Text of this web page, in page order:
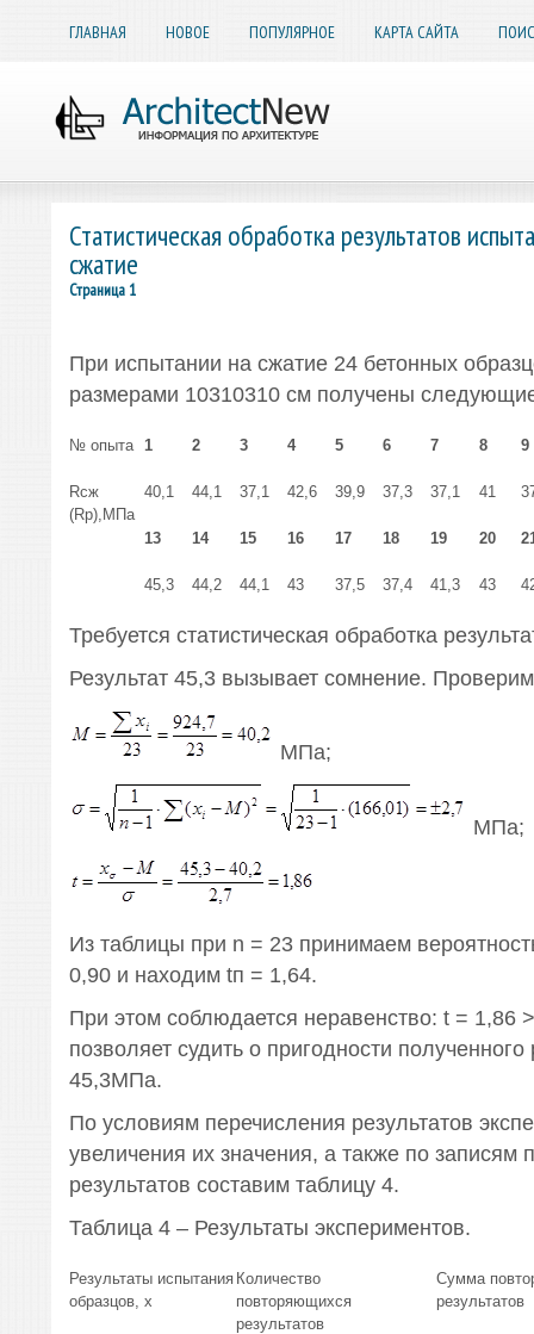
ГЛАВНАЯ НОВОЕ ПОПУЛЯРНОЕ КАРТА САЙТА
Статистическая обработка результатов
сжатие
Страница 1
При испытании на сжатие 24 бетонных
размерами 10310310 см получены
№ опыта 1 2 3 4 5 6 7 8 9
Rсж
(Rp),МПа
40,1 44,1 37,1 42,6 39,9 37,3 37,1 41
13 14 15 16 17 18 19 20
45,3 44,2 44,1 43 37,5 37,4 41,3 43
Требуется статистическая обработка
Результат 45,3 вызывает сомнение.
МПа;
МПа;
Из таблицы при n = 23 принимаем
0,90 и находим tп = 1,64.
При этом соблюдается неравенство: t = 1,86
позволяет судить о пригодности полученного
45,3МПа.
По условиям перечисления результатов
увеличения их значения, а также по записям
результатов составим таблицу 4.
Таблица 4 – Результаты экспериментов.
Результаты испытания
образцов, х
Количество
повторяющихся
результатов
Сумма
результатов